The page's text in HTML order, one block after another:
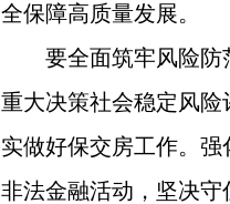
全保障高质量发展。
要全面筑牢风险
重大决策社会稳定风
实做好保交房工作。
非法金融活动，坚决守